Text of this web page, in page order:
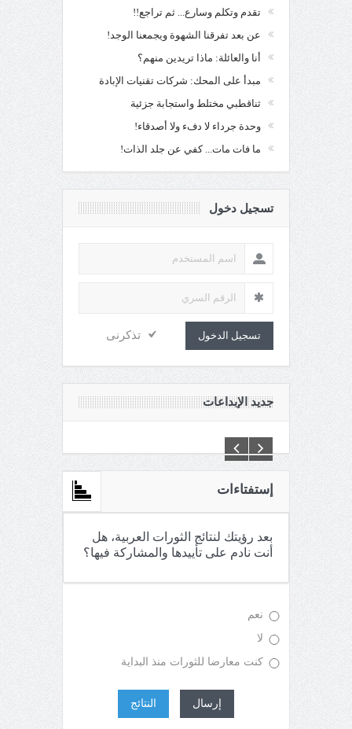
تقدم وتكلم وسارع... ثم تراجع!!
عن بعد تفرقنا الشهوة ويجمعنا الوجد!
أنا والعائلة: ماذا تريدين منهم؟
مبدأ على المحك: شركات تقنيات الإبادة
ثناقطبي مختلط واستجابة جزئية
وحدة جرداء لا دفء ولا أصدقاء!
ما فات مات... كفي عن جلد الذات!
تسجيل دخول
تسجيل الدخول تذكرنى
جديد الإبداعات
إستفتاءات
بعد رؤيتك لنتائج الثورات العربية، هل
أنت نادم على تأييدها والمشاركة فيها؟
نعم
لا
كنت معارضا للثورات منذ البداية
إرسال النتائج